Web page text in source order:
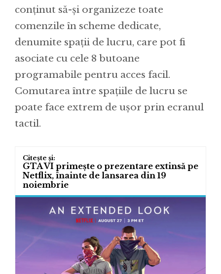
conținut să-și organizeze toate
comenzile în scheme dedicate,
denumite spații de lucru, care pot fi
asociate cu cele 8 butoane
programabile pentru acces facil.
Comutarea între spațiile de lucru se
poate face extrem de ușor prin ecranul
tactil.
GTA VI primește o prezentare extinsă pe
Netflix, înainte de lansarea din 19
noiembrie